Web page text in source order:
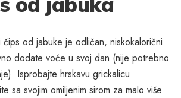
od jabuke je odličan, niskokalorični
dodate voće u svoj dan (nije potrebno
Isprobajte hrskavu grickalicu
sa svojim omiljenim sirom za malo više